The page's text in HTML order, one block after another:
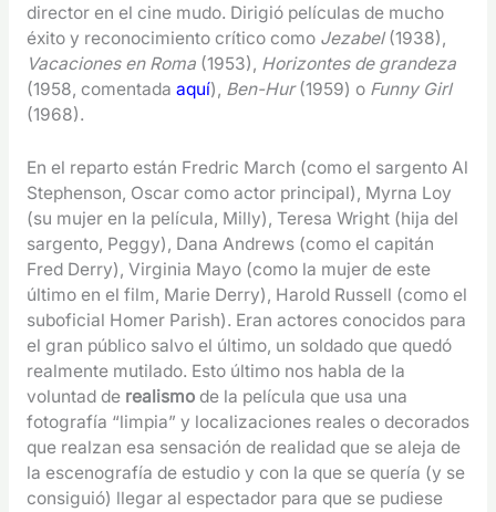
director en el cine mudo. Dirigió películas de mucho
éxito y reconocimiento crítico como Jezabel(1938),
Vacaciones en Roma(1953), Horizontes de grandeza
(1958, comentada aquí), Ben-Hur(1959) o Funny Girl
(1968).
En el reparto están Fredric March (como el sargento Al
Stephenson, Oscar como actor principal), Myrna Loy
(su mujer en la película, Milly), Teresa Wright (hija del
sargento, Peggy), Dana Andrews (como el capitán
Fred Derry), Virginia Mayo (como la mujer de este
último en el film, Marie Derry), Harold Russell (como el
suboficial Homer Parish). Eran actores conocidos para
el gran público salvo el último, un soldado que quedó
realmente mutilado. Esto último nos habla de la
voluntad de realismode la película que usa una
fotografía “limpia” y localizaciones reales o decorados
que realzan esa sensación de realidad que se aleja de
la escenografía de estudio y con la que se quería (y se
consiguió) llegar al espectador para que se pudiese